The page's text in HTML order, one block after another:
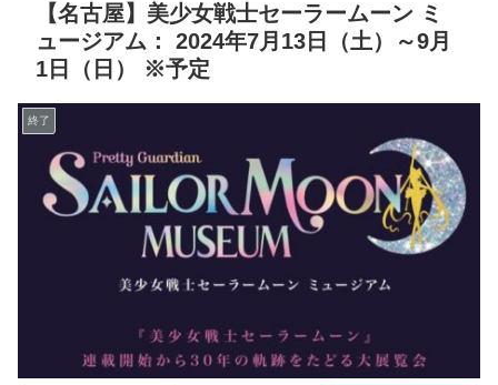
【名古屋】美少女戦士セーラームーン ミ
ュージアム： 2024年7月13日（土）～9月
1日（日） ※予定
終了